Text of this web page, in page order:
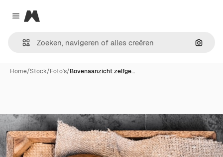
Close menu
Magnific
Home/Stock/Foto's/Bovenaanzicht zelfge…